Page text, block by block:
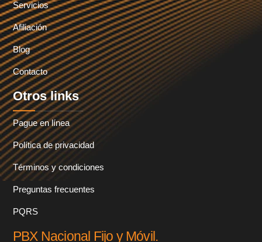
Servicios
Afiliación
Blog
Contacto
Otros links
Pague en línea
Política de privacidad
Términos y condiciones
Preguntas frecuentes
PQRS
PBX Nacional Fijo y Móvil.